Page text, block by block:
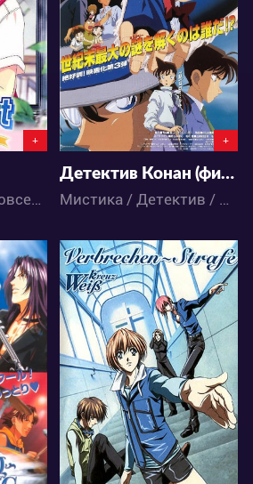
+
Гарем / Драма / Повседневность / Романтика / Школа / Аниме
0 0
+
Детектив Конан (фильм 3)
Мистика / Детектив / Комедия / Приключения / Сёнэн / Аниме
3530
0 0